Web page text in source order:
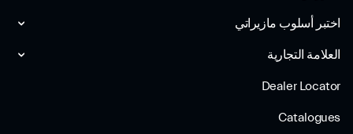
اختبر أسلوب مازیراتي
العلامة التجارية
Dealer Locator
Catalogues